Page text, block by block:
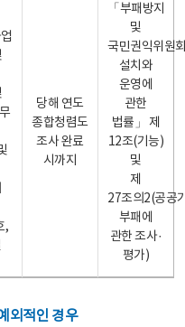
,
당해 연도
종합청렴도
조사 완료
시까지
「부패방지
및
국민권익위원
설치와
운영에
관한
법률」 제
12조(기능)
및
제
27조의2(공공
부패에
관한 조사·
평가)
외적인 경우